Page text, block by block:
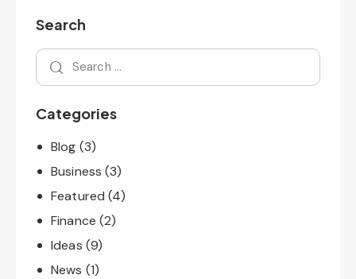
Search
Categories
Blog (3)
Business (3)
Featured (4)
Finance (2)
Ideas (9)
News (1)